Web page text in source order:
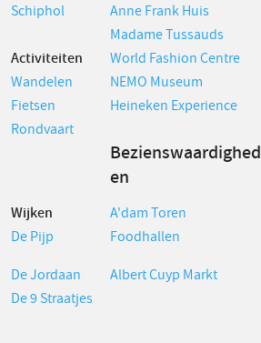
Schiphol
Anne Frank Huis
Madame Tussauds
Activiteiten
World Fashion Centre
Wandelen
NEMO Museum
Fietsen
Heineken Experience
Rondvaart
Bezienswaardighed
en
Wijken A'dam Toren
De Pijp
Foodhallen
De Jordaan
Albert Cuyp Markt
De 9 Straatjes